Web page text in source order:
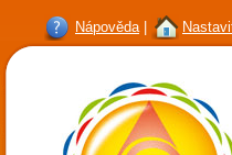
Nápověda|